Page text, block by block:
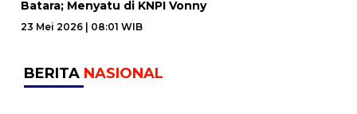
Batara; Menyatu di KNPI Vonny
23 Mei 2026 | 08:01 WIB
BERITA NASIONAL